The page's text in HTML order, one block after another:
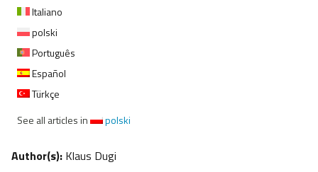
Italiano
polski
Português
Español
Türkçe
See all articles in
polski
Author(s): Klaus Dugi